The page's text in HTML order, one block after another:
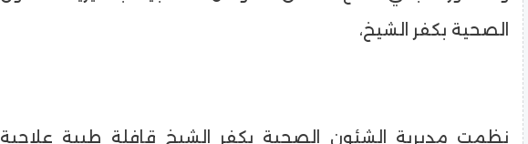
الصحية بكفر الشيخ،
نظمت مديرية الشئون الصحية بكفر الشيخ قافلة طبية علاجية